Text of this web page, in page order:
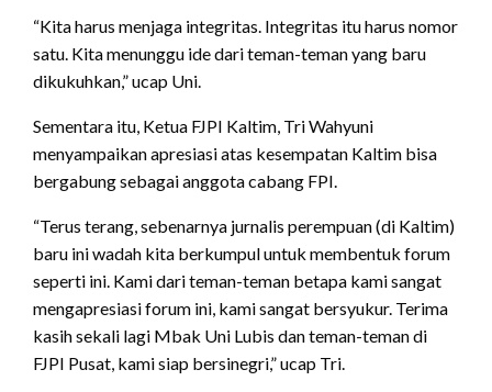
“Kita harus menjaga integritas. Integritas itu harus nomor
satu. Kita menunggu ide dari teman-teman yang baru
dikukuhkan,” ucap Uni.
Sementara itu, Ketua FJPI Kaltim, Tri Wahyuni
menyampaikan apresiasi atas kesempatan Kaltim bisa
bergabung sebagai anggota cabang FPI.
“Terus terang, sebenarnya jurnalis perempuan (di Kaltim)
baru ini wadah kita berkumpul untuk membentuk forum
seperti ini. Kami dari teman-teman betapa kami sangat
mengapresiasi forum ini, kami sangat bersyukur. Terima
kasih sekali lagi Mbak Uni Lubis dan teman-teman di
FJPI Pusat, kami siap bersinegri,” ucap Tri.